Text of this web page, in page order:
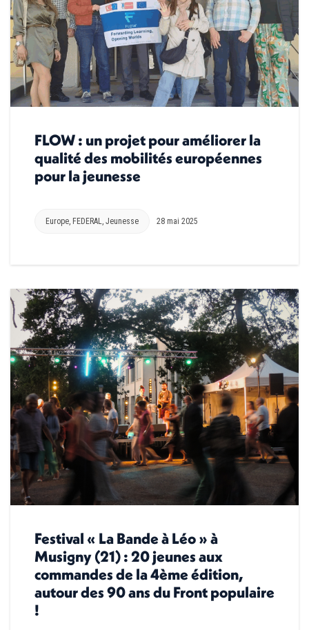
FLOW : un projet pour améliorer la
qualité des mobilités européennes
pour la jeunesse
Europe, FEDERAL, Jeunesse 28 mai 2025
Festival « La Bande à Léo » à
Musigny (21) : 20 jeunes aux
commandes de la 4ème édition,
autour des 90 ans du Front populaire
!